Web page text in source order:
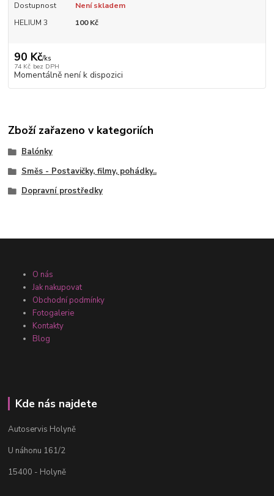
Dostupnost
Není skladem
HELIUM 3
100 Kč
90 Kč/ks
74 Kč bez DPH
Momentálně není k dispozici
Zboží zařazeno v kategoriích
Balónky
Směs - Postavičky, filmy, pohádky..
Dopravní prostředky
O nás
Jak nakupovat
Obchodní podmínky
Fotogalerie
Kontakty
Blog
Kde nás najdete
Autoservis Holyně
U náhonu 161/2
15400 - Holyně